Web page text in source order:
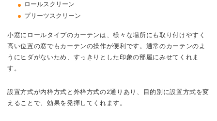
ロールスクリーン
プリーツスクリーン
小窓にロールタイプのカーテンは、様々な場所にも取り付けやすく
高い位置の窓でもカーテンの操作が便利です。通常のカーテンのよ
うにヒダがないため、すっきりとした印象の部屋にみせてくれま
す。
設置方式が内枠方式と外枠方式の2通りあり、目的別に設置方式を変
えることで、効果を発揮してくれます。